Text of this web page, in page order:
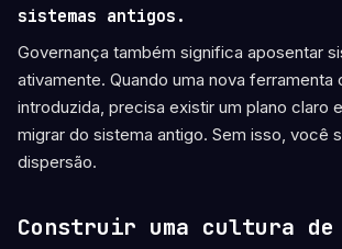
sistemas antigos.
Governança também significa aposentar
ativamente. Quando uma nova ferramenta
introduzida, precisa existir um plano claro
migrar do sistema antigo. Sem isso, você
dispersão.
Construir uma cultura de